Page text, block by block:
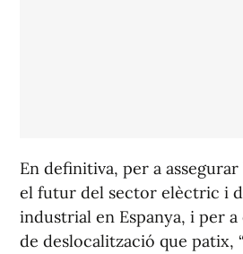
En definitiva, per a
el futur del sector elèctric i
industrial en Espanya, i per
de deslocalització que patix,